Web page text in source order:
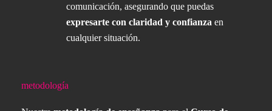
comunicación, asegurando que puedas
expresarte con claridad y confianzaen
cualquier situación.
metodología